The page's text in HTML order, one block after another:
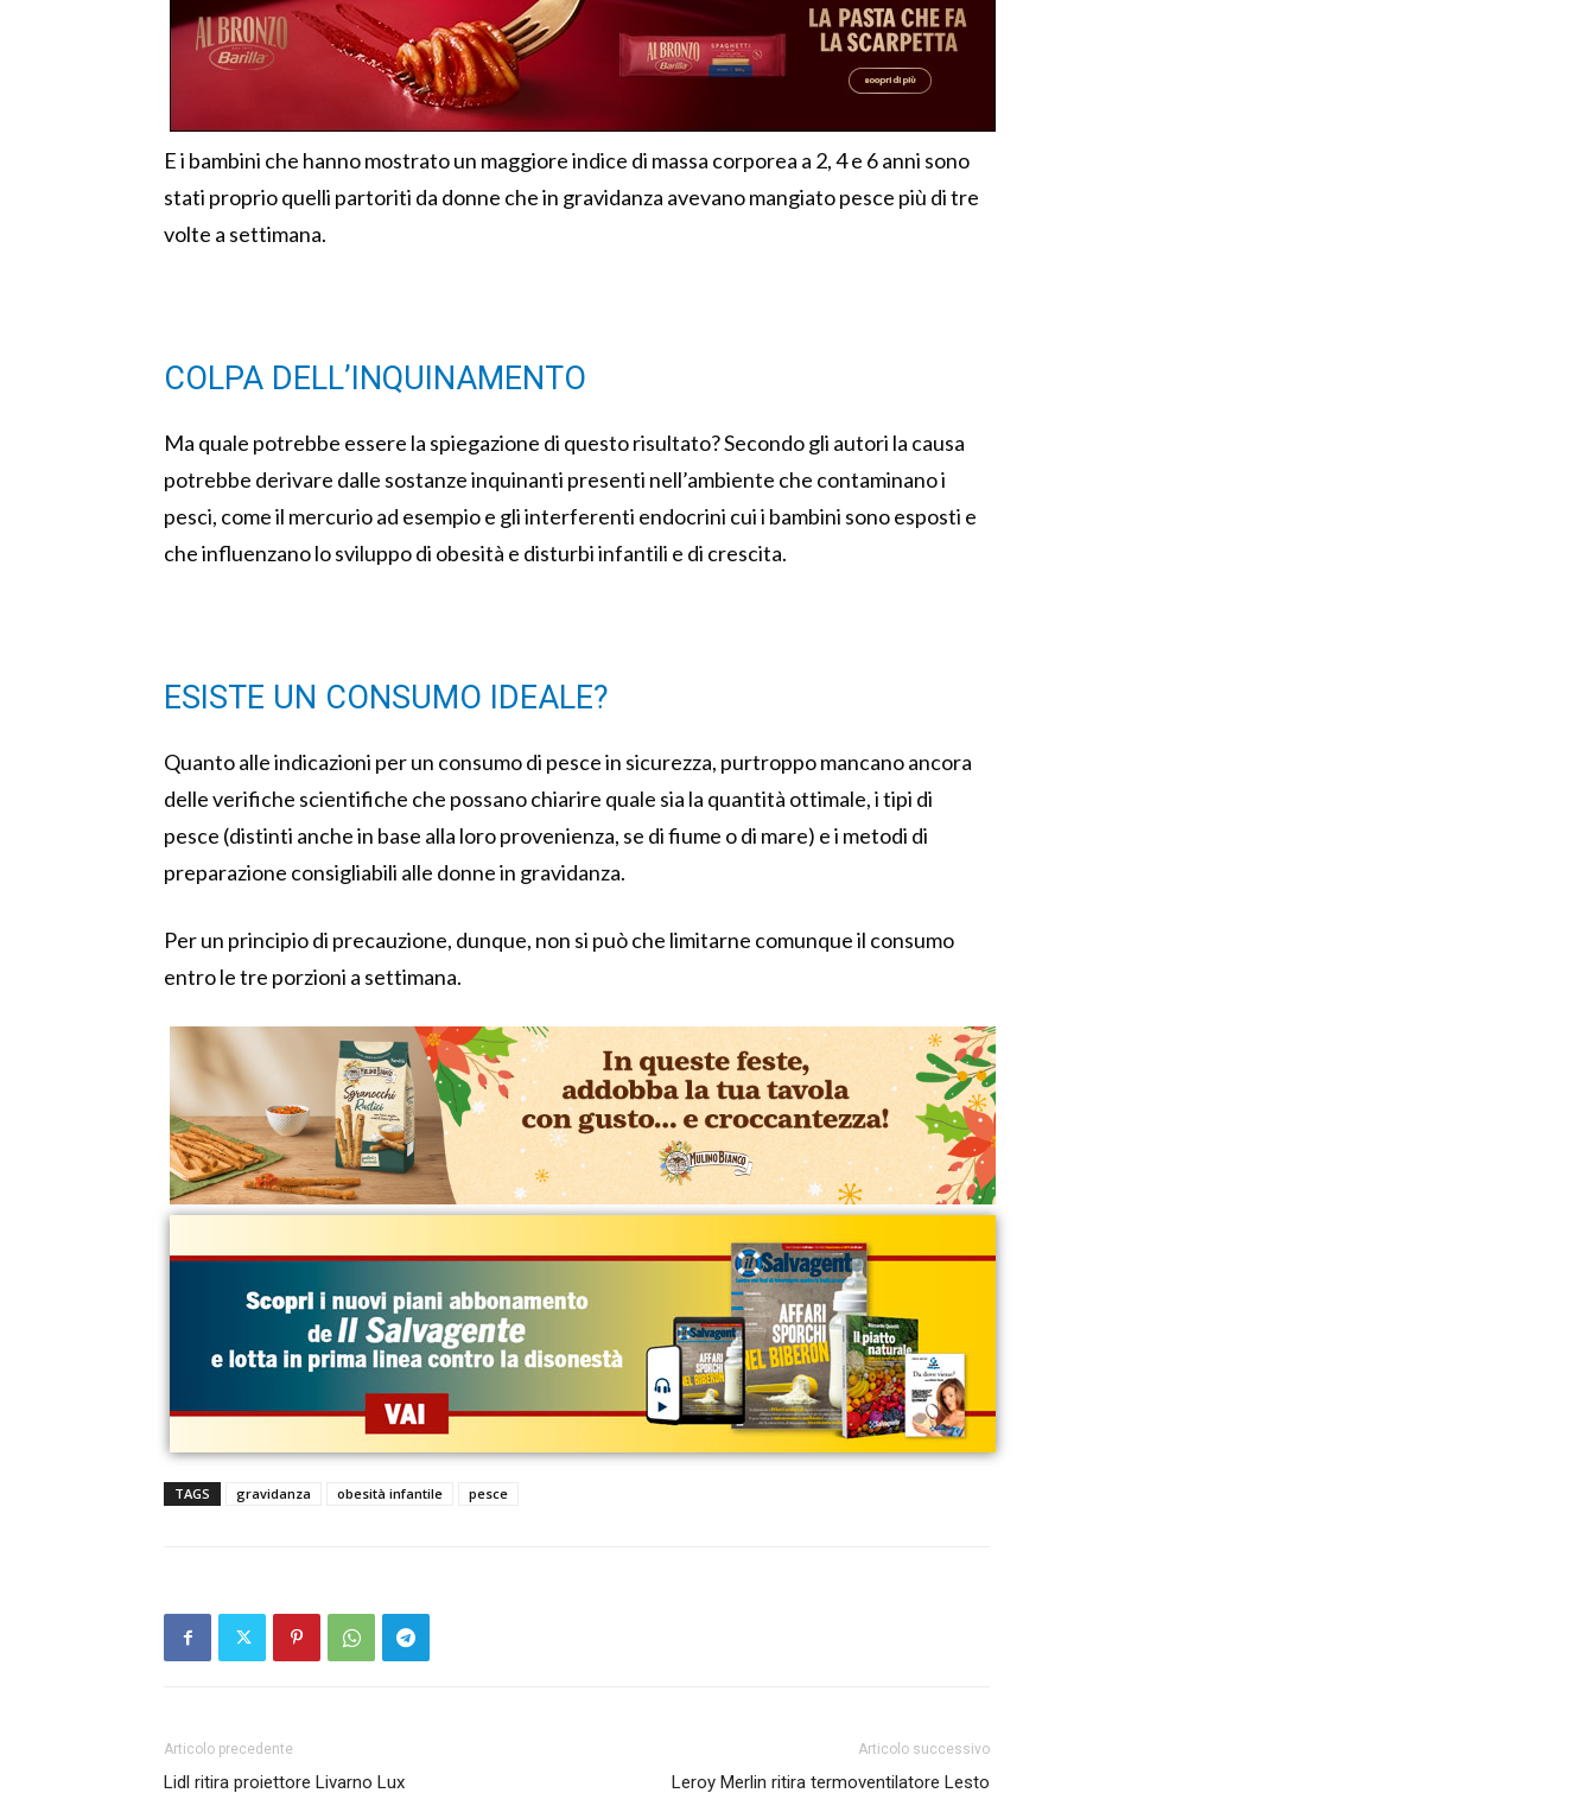
E i bambini che hanno mostrato un maggiore indice di massa corporea a 2, 4 e 6 anni sono
stati proprio quelli partoriti da donne che in gravidanza avevano mangiato pesce più di tre
volte a settimana.
COLPA DELL’INQUINAMENTO
Ma quale potrebbe essere la spiegazione di questo risultato? Secondo gli autori la causa
potrebbe derivare dalle sostanze inquinanti presenti nell’ambiente che contaminano i
pesci, come il mercurio ad esempio e gli interferenti endocrini cui i bambini sono esposti e
che influenzano lo sviluppo di obesità e disturbi infantili e di crescita.
ESISTE UN CONSUMO IDEALE?
Quanto alle indicazioni per un consumo di pesce in sicurezza, purtroppo mancano ancora
delle verifiche scientifiche che possano chiarire quale sia la quantità ottimale, i tipi di
pesce (distinti anche in base alla loro provenienza, se di fiume o di mare) e i metodi di
preparazione consigliabili alle donne in gravidanza.
Per un principio di precauzione, dunque, non si può che limitarne comunque il consumo
entro le tre porzioni a settimana.
TAGS gravidanza obesità infantile pesce
Articolo precedente
Lidl ritira proiettore Livarno Lux
Articolo successivo
Leroy Merlin ritira termoventilatore Lesto